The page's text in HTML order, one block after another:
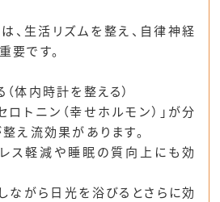
、 生活リズムを整え、自律神経
要です。
体内時計を整える）
トニン（幸せホルモン）」が分
え流効果があります。
ス軽減や睡眠の質向上にも効
ながら日光を浴びるとさらに効